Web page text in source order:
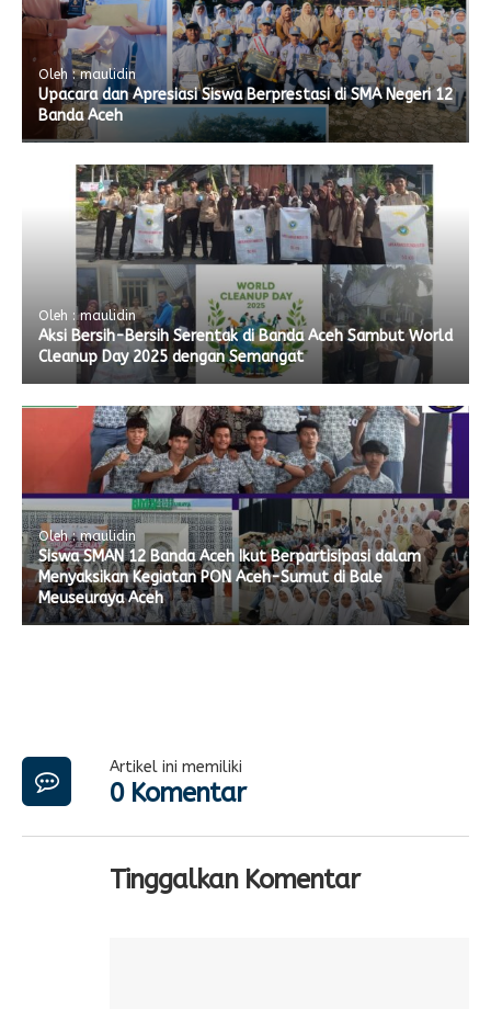
Oleh : maulidin
Upacara dan Apresiasi Siswa Berprestasi di SMA Negeri 12
Banda Aceh
Oleh : maulidin
Aksi Bersih-Bersih Serentak di Banda Aceh Sambut World
Cleanup Day 2025 dengan Semangat
Oleh : maulidin
Siswa SMAN 12 Banda Aceh Ikut Berpartisipasi dalam
Menyaksikan Kegiatan PON Aceh-Sumut di Bale
Meuseuraya Aceh
Artikel ini memiliki
0 Komentar
Tinggalkan Komentar